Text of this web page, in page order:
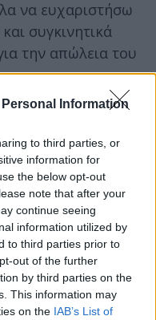
Information
to third parties, or
information for
the below opt-out
note that after your
continue seeing
information utilized by
to third parties prior to
out of the further
by third parties on the
This information may
on the IAB’s List of
να ευχαριστήσω
συγκινητικά
την απώλεια του
ekdoti-photos%2F
Χριστίνα
Χριστίνα και